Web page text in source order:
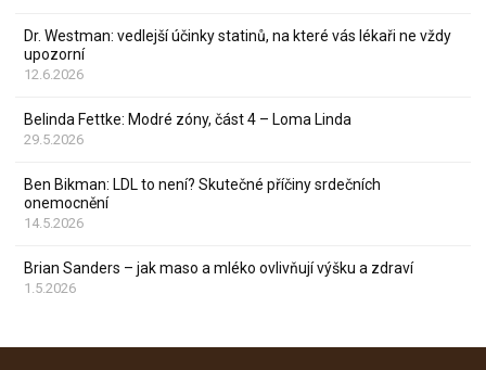
Dr. Westman: vedlejší účinky statinů, na které vás lékaři ne vždy
upozorní
12.6.2026
Belinda Fettke: Modré zóny, část 4 – Loma Linda
29.5.2026
Ben Bikman: LDL to není? Skutečné příčiny srdečních
onemocnění
14.5.2026
Brian Sanders – jak maso a mléko ovlivňují výšku a zdraví
1.5.2026